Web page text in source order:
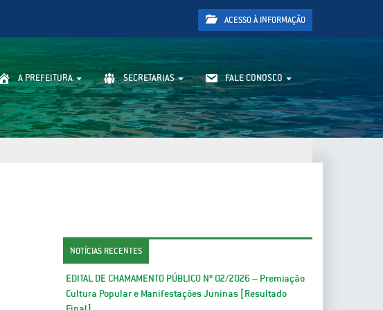
ACESSO À INFORMAÇÃO
A PREFEITURA SECRETARIAS FALE CONOSCO
NOTÍCIAS RECENTES
EDITAL DE CHAMAMENTO PÚBLICO Nº 02/2026 – Premiação
Cultura Popular e Manifestações Juninas [Resultado